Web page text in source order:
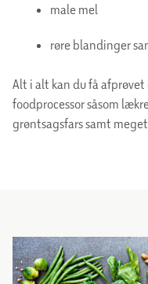
male mel
røre blandinger
Alt i alt kan du få
foodprocessor såsom
grøntsagsfars samt